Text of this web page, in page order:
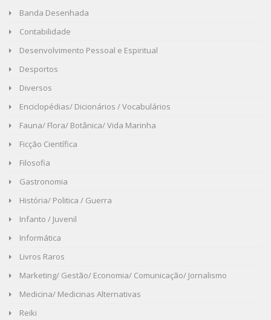
Banda Desenhada
Contabilidade
Desenvolvimento Pessoal e Espiritual
Desportos
Diversos
Enciclopédias/ Dicionários / Vocabulários
Fauna/ Flora/ Botânica/ Vida Marinha
Ficção Científica
Filosofia
Gastronomia
História/ Politica / Guerra
Infanto / Juvenil
Informática
Livros Raros
Marketing/ Gestão/ Economia/ Comunicação/ Jornalismo
Medicina/ Medicinas Alternativas
Reiki